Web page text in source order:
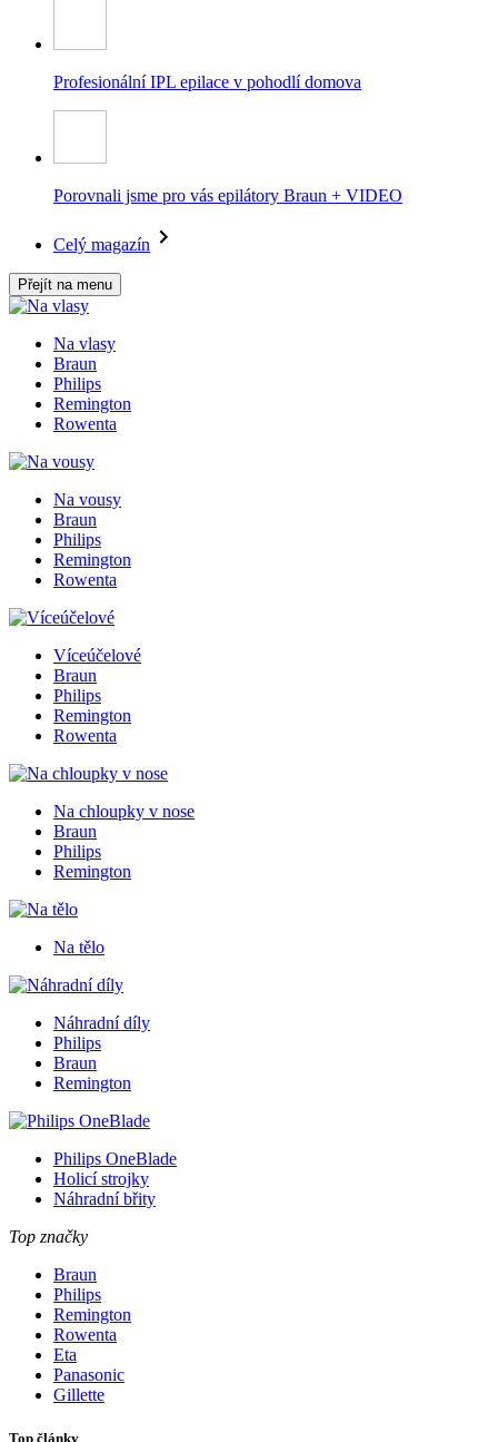
Profesionální IPL epilace v pohodlí domova
Porovnali jsme pro vás epilátory Braun + VIDEO
Celý magazín
Přejít na menu
Na vlasy
Braun
Philips
Remington
Rowenta
Na vousy
Braun
Philips
Remington
Rowenta
Víceúčelové
Braun
Philips
Remington
Rowenta
Na chloupky v nose
Braun
Philips
Remington
Na tělo
Náhradní díly
Philips
Braun
Remington
Philips OneBlade
Holicí strojky
Náhradní břity
Top značky
Braun
Philips
Remington
Rowenta
Eta
Panasonic
Gillette
Top články